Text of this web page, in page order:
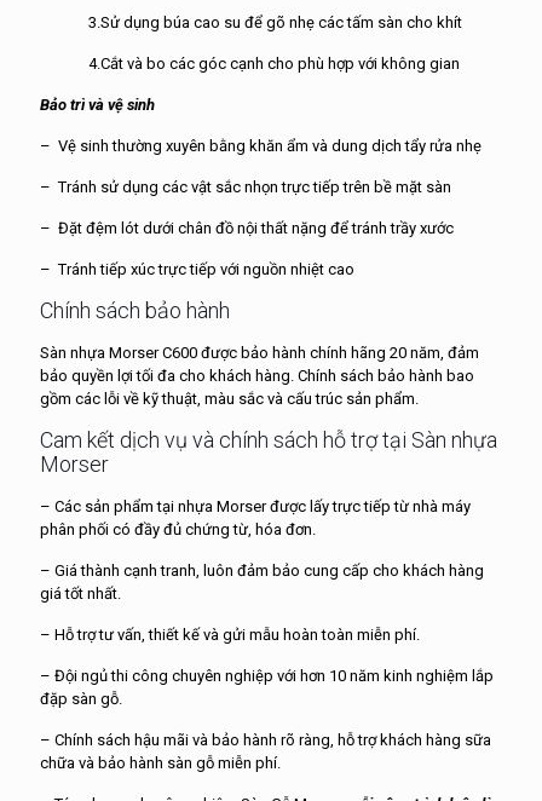
3.Sử dụng búa cao su để gõ nhẹ các tấm sàn cho khít
4.Cắt và bo các góc cạnh cho phù hợp với không gian
Bảo trì và vệ sinh
– Vệ sinh thường xuyên bằng khăn ẩm và dung dịch tẩy rửa nhẹ
– Tránh sử dụng các vật sắc nhọn trực tiếp trên bề mặt sàn
– Đặt đệm lót dưới chân đồ nội thất nặng để tránh trầy xước
– Tránh tiếp xúc trực tiếp với nguồn nhiệt cao
Chính sách bảo hành
Sàn nhựa Morser C600 được bảo hành chính hãng 20 năm, đảm
bảo quyền lợi tối đa cho khách hàng. Chính sách bảo hành bao
gồm các lỗi về kỹ thuật, màu sắc và cấu trúc sản phẩm.
Cam kết dịch vụ và chính sách hỗ trợ tại Sàn nhựa
Morser
– Các sản phẩm tại nhựa Morser được lấy trực tiếp từ nhà máy
phân phối có đầy đủ chứng từ, hóa đơn.
– Giá thành cạnh tranh, luôn đảm bảo cung cấp cho khách hàng
giá tốt nhất.
– Hỗ trợ tư vấn, thiết kế và gửi mẫu hoàn toàn miễn phí.
– Đội ngủ thi công chuyên nghiệp với hơn 10 năm kinh nghiệm lắp
đặp sàn gỗ.
– Chính sách hậu mãi và bảo hành rõ ràng, hỗ trợ khách hàng sữa
chữa và bảo hành sàn gỗ miễn phí.